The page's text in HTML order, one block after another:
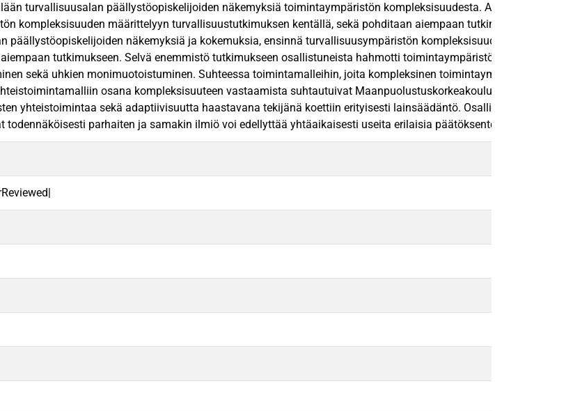
turvallisuusalan päällystöopiskelijoiden näkemyksiä toimintaympäristön kompleksisuudesta. Aineisto
kompleksisuuden määrittelyyn turvallisuustutkimuksen kentällä, sekä pohditaan aiempaan tutkimukseen
päällystöopiskelijoiden näkemyksiä ja kokemuksia, ensinnä turvallisuusympäristön kompleksisuudesta sekä
tutkimukseen. Selvä enemmistö tutkimukseen osallistuneista hahmotti toimintaympäristön
sekä uhkien monimuotoistuminen. Suhteessa toimintamalleihin, joita kompleksinen toimintaympäristö
osana kompleksisuuteen vastaamista suhtautuivat Maanpuolustuskorkeakoulun opiskelijat,
yhteistoimintaa sekä adaptiivisuutta haastavana tekijänä koettiin erityisesti lainsäädäntö. Osallistujat
todennäköisesti parhaiten ja samakin ilmiö voi edellyttää yhtäaikaisesti useita erilaisia päätöksenteko- ja